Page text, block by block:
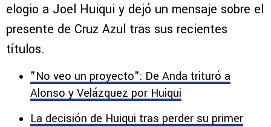
elogio a Joel Huiqui y dejó un mensaje sobre el
presente de Cruz Azul tras sus recientes
títulos.
"No veo un proyecto": De Anda trituró a
Alonso y Velázquez por Huiqui
La decisión de Huiqui tras perder su primer